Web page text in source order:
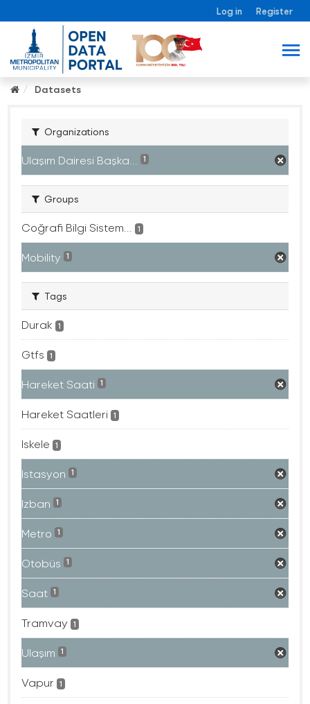
Log in Register
Datasets
Organizations
Ulaşım Dairesi Başka... 1
Groups
Coğrafi Bilgi Sistem... 1
Mobility 1
Tags
Durak 1
Gtfs 1
Hareket Saati 1
Hareket Saatleri 1
Iskele 1
Istasyon 1
Izban 1
Metro 1
Otobüs 1
Saat 1
Tramvay 1
Ulaşım 1
Vapur 1